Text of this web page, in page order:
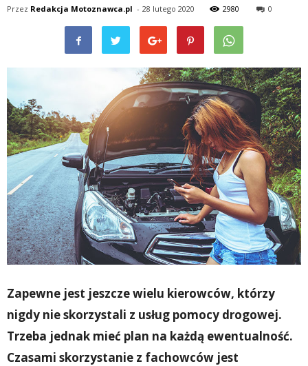
Przez Redakcja Motoznawca.pl - 28 lutego 2020 2980 0
Zapewne jest jeszcze wielu kierowców, którzy
nigdy nie skorzystali z usług pomocy drogowej.
Trzeba jednak mieć plan na każdą ewentualność.
Czasami skorzystanie z fachowców jest